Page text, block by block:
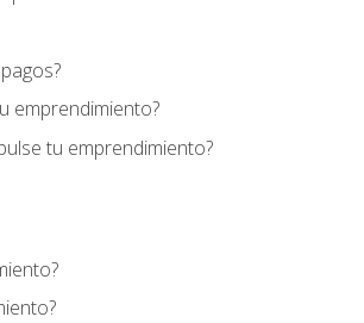
emprendimiento?
tu emprendimiento?